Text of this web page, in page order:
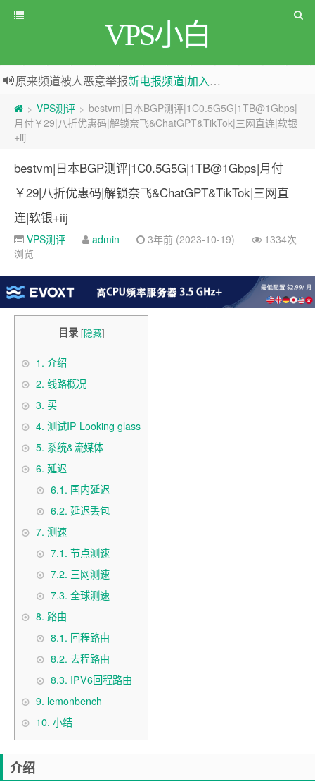
VPS小白
greenwebpage|香港|日本|新加坡|美国等多地vps测评|移动直连|1Gbps带宽|年付€29
原来频道被人恶意举报新电报频道|加入电报群
> VPS测评 > bestvm|日本BGP测评|1C0.5G5G|1TB@1Gbps|
月付￥29|八折优惠码|解锁奈飞&ChatGPT&TikTok|三网直连|软银
+iij
bestvm|日本BGP测评|1C0.5G5G|1TB@1Gbps|月付
￥29|八折优惠码|解锁奈飞&ChatGPT&TikTok|三网直
连|软银+iij
VPS测评 admin 3年前 (2023-10-19)
1334次
浏览
目录 [隐藏]
1. 介绍
2. 线路概况
3. 买
4. 测试IP Looking glass
5. 系统&流媒体
6. 延迟
6.1. 国内延迟
6.2. 延迟丢包
7. 测速
7.1. 节点测速
7.2. 三网测速
7.3. 全球测速
8. 路由
8.1. 回程路由
8.2. 去程路由
8.3. IPV6回程路由
9. lemonbench
10. 小结
介绍